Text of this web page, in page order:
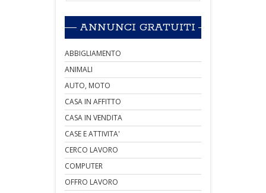
ANNUNCI GRATUITI
ABBIGLIAMENTO
ANIMALI
AUTO, MOTO
CASA IN AFFITTO
CASA IN VENDITA
CASE E ATTIVITA'
CERCO LAVORO
COMPUTER
OFFRO LAVORO